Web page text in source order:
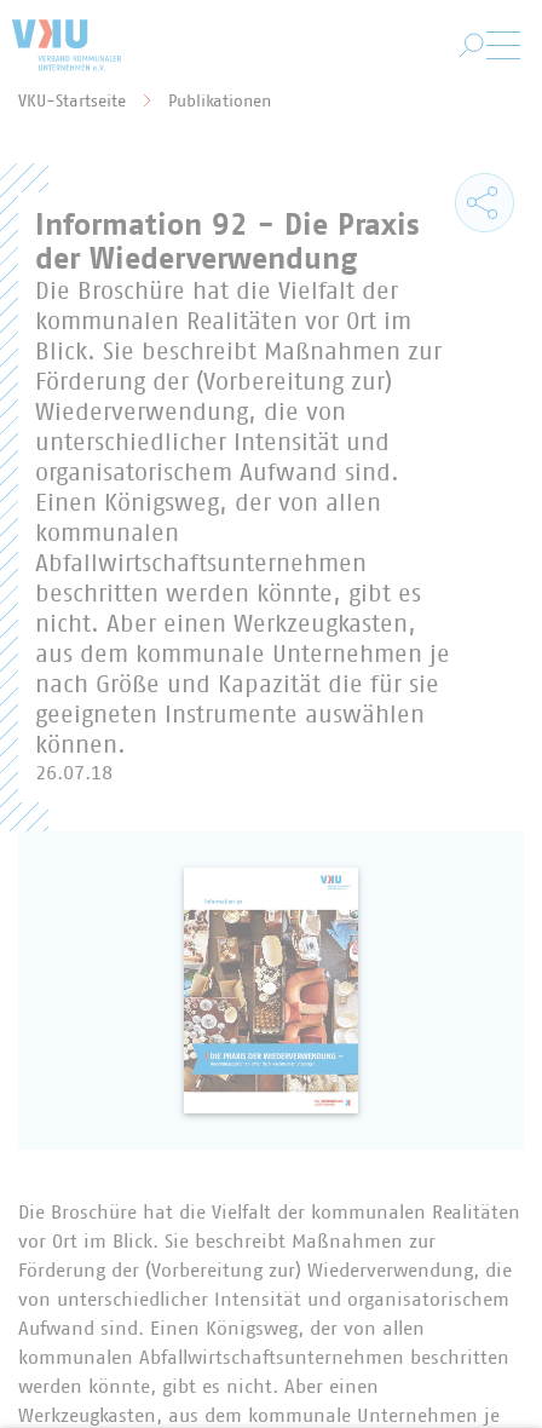
VKU-Startseite Publikationen
Information 92 - Die Praxis
der Wiederverwendung
Die Broschüre hat die Vielfalt der
kommunalen Realitäten vor Ort im
Blick. Sie beschreibt Maßnahmen zur
Förderung der (Vorbereitung zur)
Wiederverwendung, die von
unterschiedlicher Intensität und
organisatorischem Aufwand sind.
Einen Königsweg, der von allen
kommunalen
Abfallwirtschaftsunternehmen
beschritten werden könnte, gibt es
nicht. Aber einen Werkzeugkasten,
aus dem kommunale Unternehmen je
nach Größe und Kapazität die für sie
geeigneten Instrumente auswählen
können.
26.07.18
Die Broschüre hat die Vielfalt der kommunalen Realitäten
vor Ort im Blick. Sie beschreibt Maßnahmen zur
Förderung der (Vorbereitung zur) Wiederverwendung, die
von unterschiedlicher Intensität und organisatorischem
Aufwand sind. Einen Königsweg, der von allen
kommunalen Abfallwirtschaftsunternehmen beschritten
werden könnte, gibt es nicht. Aber einen
Werkzeugkasten, aus dem kommunale Unternehmen je